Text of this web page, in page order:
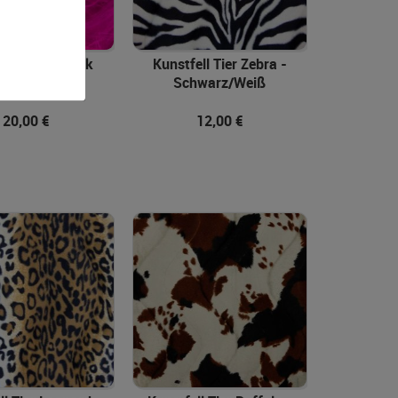
Realisiert
mit
Lang - Pink
20,00 €
Kunstfell Tier Zebra -
Schwarz/Weiß
12,00 €